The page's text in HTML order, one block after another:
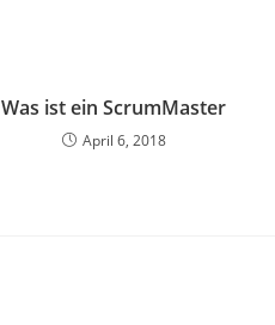
Was ist ein ScrumMaster
April 6, 2018